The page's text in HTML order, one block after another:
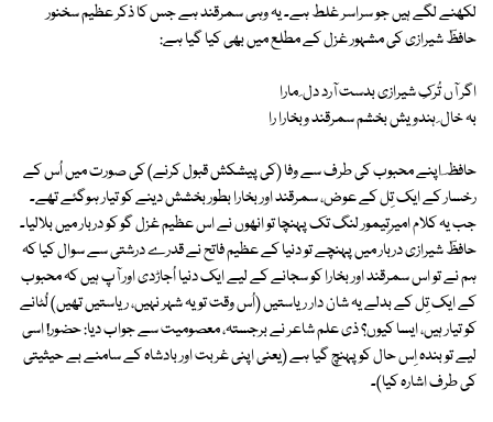
لکھنے لگے ہیں جو سراسر غلط ہے۔ یہ وہی سمرقند ہے جس کا ذکر عظیم سخنور
حافظؔ شیرازی کی مشہور غزل کے مطلع میں بھی کیا گیا ہے:
اگر آں تُرکِ شیرازی بدست آرد دل ِ مارا
بہ خال ِ ہندویش بخشم سمرقند وبخارا را
حافظ ؔ اپنے محبوب کی طرف سے وفا (کی پیشکش قبول کرنے) کی صورت میں اُس کے
رخسار کے ایک تِل کے عوض، سمرقند اور بخارا بطور بخشش دینے کو تیار ہوگئے تھے۔
جب یہ کلام امیرتِیمور لنگ تک پہنچا تو انھوں نے اس عظیم غزل گو کو دربار میں بلالیا۔
حافظؔ شیرازی دربار میں پہنچے تو دنیا کے عظیم فاتح نے قدرے درشتی سے سوال کیا کہ
ہم نے تو اس سمرقند اور بخارا کو سجانے کے لیے ایک دنیا اُجاڑدی اور آپ ہیں کہ محبوب
کے ایک تِل کے بدلے یہ شان دار ریاستیں (اُس وقت تو یہ شہر نہیں، ریاستیں تھیں) لُٹانے
کو تیار ہیں، ایسا کیوں؟ ذی علم شاعر نے برجستہ، معصومیت سے جواب دیا: حضور! اسی
لیے تو بندہ اِس حال کو پہنچ گیا ہے (یعنی اپنی غربت اور بادشاہ کے سامنے بے حیثیتی
کی طرف اشارہ کیا)۔